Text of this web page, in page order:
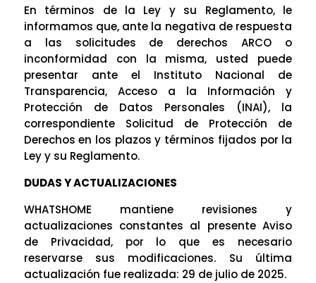
En términos de la Ley y su Reglamento, le
informamos que, ante la negativa de respuesta
a las solicitudes de derechos ARCO o
inconformidad con la misma, usted puede
presentar ante el Instituto Nacional de
Transparencia, Acceso a la Información y
Protección de Datos Personales (INAI), la
correspondiente Solicitud de Protección de
Derechos en los plazos y términos fijados por la
Ley y su Reglamento.
DUDAS Y ACTUALIZACIONES
WHATSHOME mantiene revisiones y
actualizaciones constantes al presente Aviso
de Privacidad, por lo que es necesario
reservarse sus modificaciones. Su última
actualización fue realizada: 29 de julio de 2025.